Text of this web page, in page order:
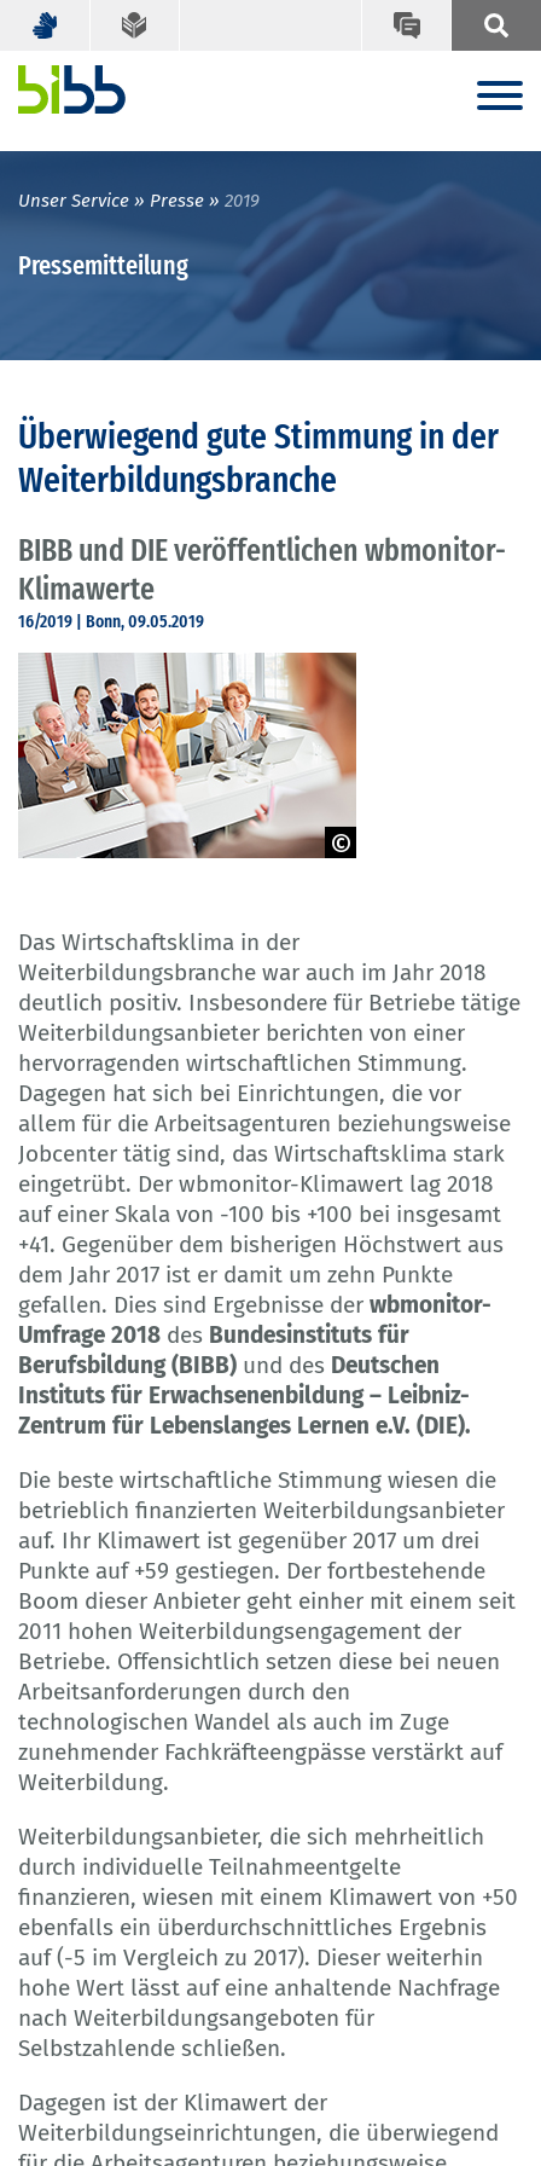
Unser Service Presse 2019
Pressemitteilung
Überwiegend gute Stimmung in der
Weiterbildungsbranche
BIBB und DIE veröffentlichen wbmonitor-
Klimawerte
16/2019 | Bonn, 09.05.2019
Das Wirtschaftsklima in der
Weiterbildungsbranche war auch im Jahr 2018
deutlich positiv. Insbesondere für Betriebe tätige
Weiterbildungsanbieter berichten von einer
hervorragenden wirtschaftlichen Stimmung.
Dagegen hat sich bei Einrichtungen, die vor
allem für die Arbeitsagenturen beziehungsweise
Jobcenter tätig sind, das Wirtschaftsklima stark
eingetrübt. Der wbmonitor-Klimawert lag 2018
auf einer Skala von -100 bis +100 bei insgesamt
+41. Gegenüber dem bisherigen Höchstwert aus
dem Jahr 2017 ist er damit um zehn Punkte
gefallen. Dies sind Ergebnisse der wbmonitor-
Umfrage 2018 des Bundesinstituts für
Berufsbildung (BIBB) und des Deutschen
Instituts für Erwachsenenbildung – Leibniz-
Zentrum für Lebenslanges Lernen e.V. (DIE).
Die beste wirtschaftliche Stimmung wiesen die
betrieblich finanzierten Weiterbildungsanbieter
auf. Ihr Klimawert ist gegenüber 2017 um drei
Punkte auf +59 gestiegen. Der fortbestehende
Boom dieser Anbieter geht einher mit einem seit
2011 hohen Weiterbildungsengagement der
Betriebe. Offensichtlich setzen diese bei neuen
Arbeitsanforderungen durch den
technologischen Wandel als auch im Zuge
zunehmender Fachkräfteengpässe verstärkt auf
Weiterbildung.
Weiterbildungsanbieter, die sich mehrheitlich
durch individuelle Teilnahmeentgelte
finanzieren, wiesen mit einem Klimawert von +50
ebenfalls ein überdurchschnittliches Ergebnis
auf (-5 im Vergleich zu 2017). Dieser weiterhin
hohe Wert lässt auf eine anhaltende Nachfrage
nach Weiterbildungsangeboten für
Selbstzahlende schließen.
Dagegen ist der Klimawert der
Weiterbildungseinrichtungen, die überwiegend